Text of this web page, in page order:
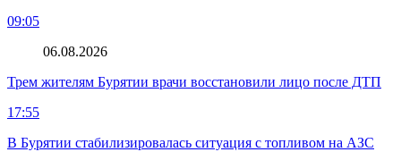
09:05
06.08.2026
Трем жителям Бурятии врачи восстановили лицо после ДТП
17:55
В Бурятии стабилизировалась ситуация с топливом на АЗС